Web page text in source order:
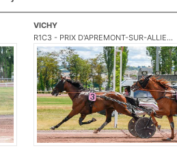
VICHY
R1C3 - PRIX D'APREMONT-SUR-ALLIE...